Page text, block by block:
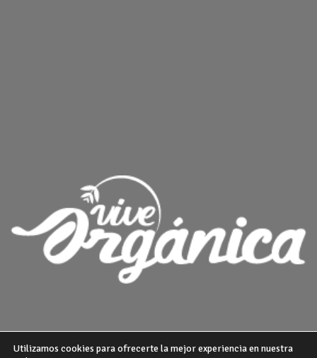
Utilizamos cookies para ofrecerte la mejor experiencia en nuestra